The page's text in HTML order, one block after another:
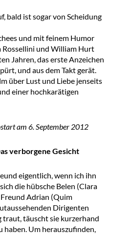
bald ist sogar von Scheidung
und mit feinem Humor
Rossellini und William Hurt
Jahren, das erste Anzeichen
und aus dem Takt gerät.
über Lust und Liebe jenseits
einer hochkarätigen
am 6. September 2012
verborgene Gesicht
eigentlich, wenn ich ihn
die hübsche Belen (Clara
Freund Adrian (Quim
Dirigenten
traut, täuscht sie kurzerhand
haben. Um herauszufinden,